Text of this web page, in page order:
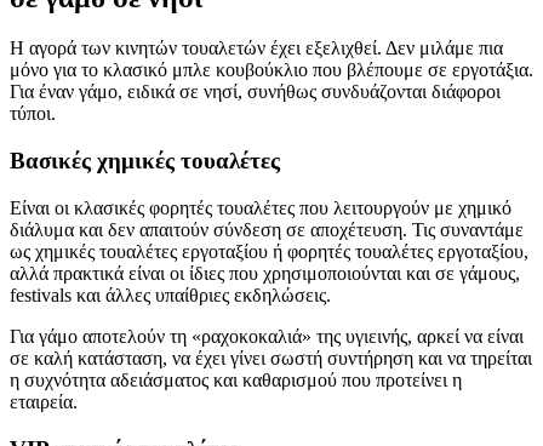
Η αγορά των κινητών τουαλετών έχει εξελιχθεί. Δεν μιλάμε πια
μόνο για το κλασικό μπλε κουβούκλιο που βλέπουμε σε εργοτάξια.
Για έναν γάμο, ειδικά σε νησί, συνήθως συνδυάζονται διάφοροι
τύποι.
Βασικές χημικές τουαλέτες
Είναι οι κλασικές φορητές τουαλέτες που λειτουργούν με χημικό
διάλυμα και δεν απαιτούν σύνδεση σε αποχέτευση. Τις συναντάμε
ως χημικές τουαλέτες εργοταξίου ή φορητές τουαλέτες εργοταξίου,
αλλά πρακτικά είναι οι ίδιες που χρησιμοποιούνται και σε γάμους,
festivals και άλλες υπαίθριες εκδηλώσεις.
Για γάμο αποτελούν τη «ραχοκοκαλιά» της υγιεινής, αρκεί να είναι
σε καλή κατάσταση, να έχει γίνει σωστή συντήρηση και να τηρείται
η συχνότητα αδειάσματος και καθαρισμού που προτείνει η
εταιρεία.